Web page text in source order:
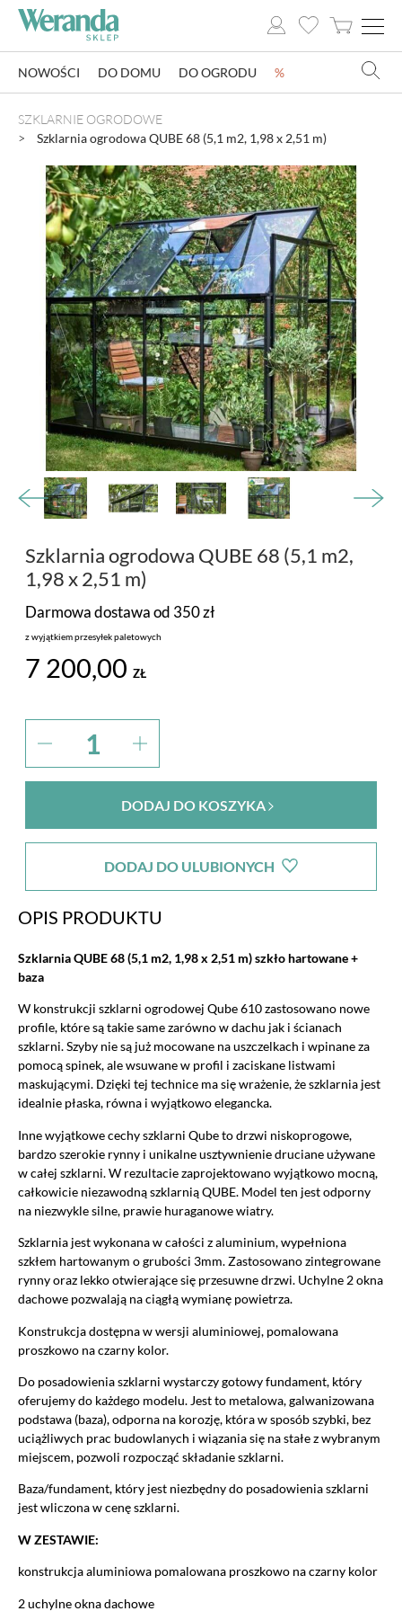
DO OGRODU
SZKLARNIE OGRODOWE
OZDOBY ŚWIĄTECZNE
KSIĄŻKI
DLA DZIECI
POMYSŁ NA PREZENT
PROMOCJA
MARKI
NOWOŚCI DO DOMU DO OGRODU %
SZKLARNIE OGRODOWE
Szklarnia ogrodowa QUBE 68 (5,1 m2, 1,98 x 2,51 m)
Szklarnia ogrodowa QUBE 68 (5,1 m2,
1,98 x 2,51 m)
Darmowa dostawa od 350 zł
z wyjątkiem przesyłek paletowych
7 200,00 ZŁ
DODAJ DO KOSZYKA
DODAJ DO ULUBIONYCH
OPIS PRODUKTU
Szklarnia QUBE 68 (5,1 m2, 1,98 x 2,51 m) szkło hartowane +
baza
W konstrukcji szklarni ogrodowej Qube 610 zastosowano nowe
profile, które są takie same zarówno w dachu jak i ścianach
szklarni. Szyby nie są już mocowane na uszczelkach i wpinane za
pomocą spinek, ale wsuwane w profil i zaciskane listwami
maskującymi. Dzięki tej technice ma się wrażenie, że szklarnia jest
idealnie płaska, równa i wyjątkowo elegancka.
Inne wyjątkowe cechy szklarni Qube to drzwi niskoprogowe,
bardzo szerokie rynny i unikalne usztywnienie druciane używane
w całej szklarni. W rezultacie zaprojektowano wyjątkowo mocną,
całkowicie niezawodną szklarnią QUBE. Model ten jest odporny
na niezwykle silne, prawie huraganowe wiatry.
Szklarnia jest wykonana w całości z aluminium, wypełniona
szkłem hartowanym o grubości 3mm. Zastosowano zintegrowane
rynny oraz lekko otwierające się przesuwne drzwi. Uchylne 2 okna
dachowe pozwalają na ciągłą wymianę powietrza.
Konstrukcja dostępna w wersji aluminiowej, pomalowana
proszkowo na czarny kolor.
Do posadowienia szklarni wystarczy gotowy fundament, który
oferujemy do każdego modelu. Jest to metalowa, galwanizowana
podstawa (baza), odporna na korozję, która w sposób szybki, bez
uciążliwych prac budowlanych i wiązania się na stałe z wybranym
miejscem, pozwoli rozpocząć składanie szklarni.
Baza/fundament, który jest niezbędny do posadowienia szklarni
jest wliczona w cenę szklarni.
W ZESTAWIE:
konstrukcja aluminiowa pomalowana proszkowo na czarny kolor
2 uchylne okna dachowe